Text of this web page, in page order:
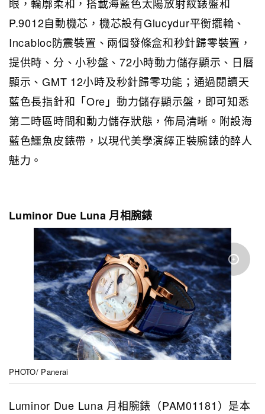
眼，輪廓柔和，搭載海藍色太陽放射紋錶盤和
P.9012自動機芯，機芯設有Glucydur平衡擺輪、
Incabloc防震裝置、兩個發條盒和秒針歸零裝置，
提供時、分、小秒盤、72小時動力儲存顯示、日曆
顯示、GMT 12小時及秒針歸零功能；通過閱讀天
藍色長指針和「Ore」動力儲存顯示盤，即可知悉
第二時區時間和動力儲存狀態，佈局清晰。附設海
藍色鱷魚皮錶帶，以現代美學演繹正裝腕錶的醉人
魅力。
Luminor Due Luna 月相腕錶
PHOTO/ Panerai
Luminor Due Luna 月相腕錶（PAM01181）是本